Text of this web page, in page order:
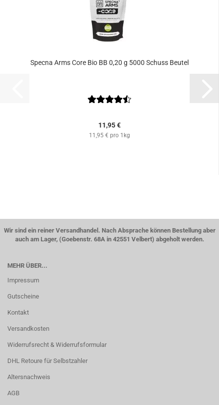
Specna Arms Core Bio BB 0,20 g 5000 Schuss Beutel
11,95 €
11,95 € pro 1kg
Wir sind ein reiner Versandhandel. Nach Absprache können Bestellung aber
auch am Lager, (Goebenstr. 68A in 42551 Velbert) abgeholt werden.
MEHR ÜBER...
Impressum
Gutscheine
Kontakt
Versandkosten
Widerrufsrecht & Widerrufsformular
DHL Retoure für Selbstzahler
Altersnachweis
AGB